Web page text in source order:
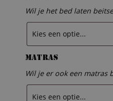
Wil je het bed laten
Matras
Wil je er ook een matras